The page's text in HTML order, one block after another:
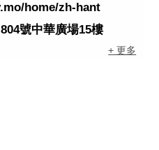
home/zh-hant
號中華廣場15樓
+ 更多